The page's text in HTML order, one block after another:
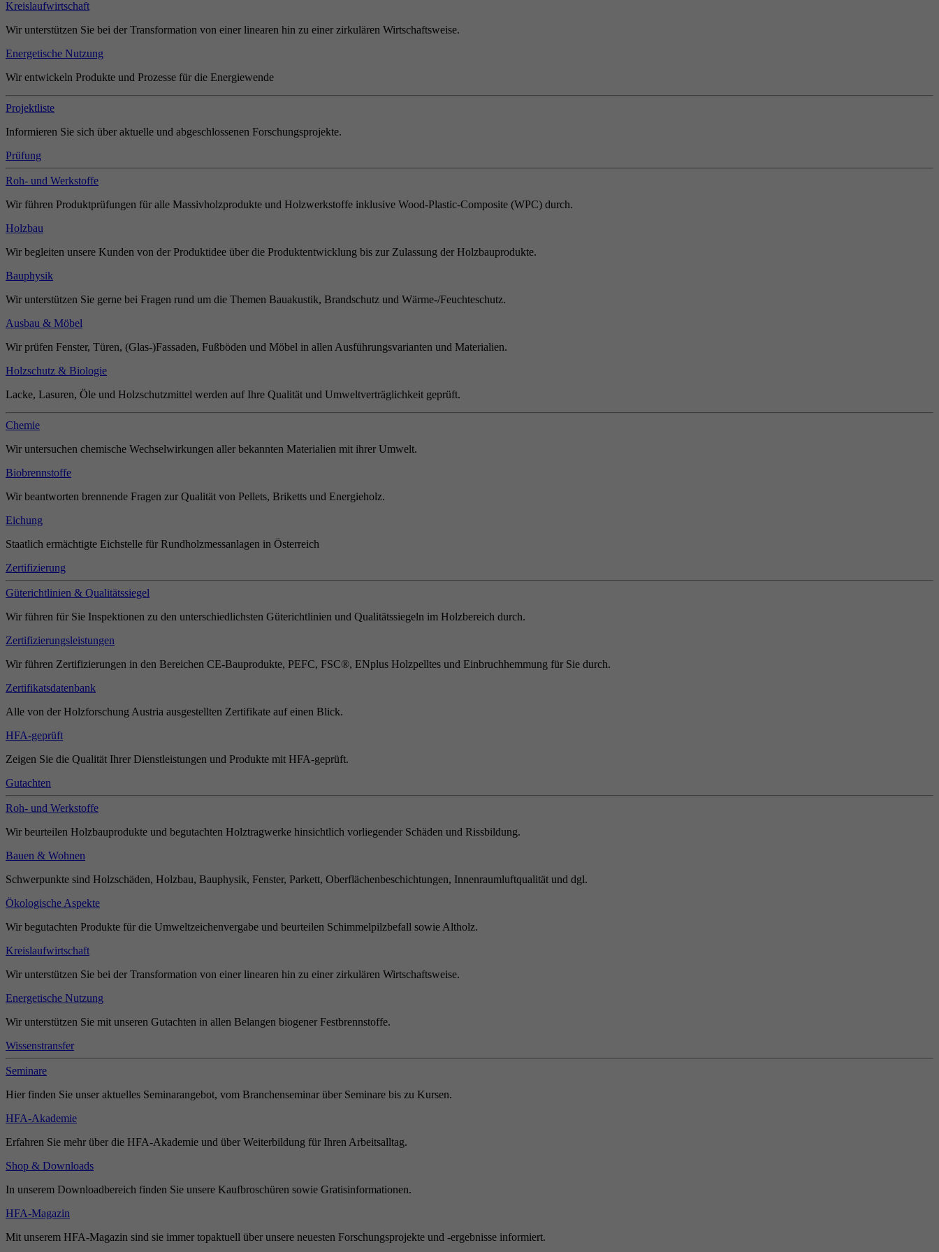
Kreislaufwirtschaft
Wir unterstützen Sie bei der Transformation von einer linearen hin zu einer zirkulären Wirtschaftsweise.
Energetische Nutzung
Wir entwickeln Produkte und Prozesse für die Energiewende
Projektliste
Informieren Sie sich über aktuelle und abgeschlossenen Forschungsprojekte.
Prüfung
Roh- und Werkstoffe
Wir führen Produktprüfungen für alle Massivholzprodukte und Holzwerkstoffe inklusive Wood-Plastic-Composite (WPC) durch.
Holzbau
Wir begleiten unsere Kunden von der Produktidee über die Produktentwicklung bis zur Zulassung der Holzbauprodukte.
Bauphysik
Wir unterstützen Sie gerne bei Fragen rund um die Themen Bauakustik, Brandschutz und Wärme-/Feuchteschutz.
Ausbau & Möbel
Wir prüfen Fenster, Türen, (Glas-)Fassaden, Fußböden und Möbel in allen Ausführungsvarianten und Materialien.
Holzschutz & Biologie
Lacke, Lasuren, Öle und Holzschutzmittel werden auf Ihre Qualität und Umweltverträglichkeit geprüft.
Chemie
Wir untersuchen chemische Wechselwirkungen aller bekannten Materialien mit ihrer Umwelt.
Biobrennstoffe
Wir beantworten brennende Fragen zur Qualität von Pellets, Briketts und Energieholz.
Eichung
Staatlich ermächtigte Eichstelle für Rundholzmessanlagen in Österreich
Zertifizierung
Güterichtlinien & Qualitätssiegel
Wir führen für Sie Inspektionen zu den unterschiedlichsten Güterichtlinien und Qualitätssiegeln im Holzbereich durch.
Zertifizierungsleistungen
Wir führen Zertifizierungen in den Bereichen CE-Bauprodukte, PEFC, FSC®, ENplus Holzpelltes und Einbruchhemmung für Sie durch.
Zertifikatsdatenbank
Alle von der Holzforschung Austria ausgestellten Zertifikate auf einen Blick.
HFA-geprüft
Zeigen Sie die Qualität Ihrer Dienstleistungen und Produkte mit HFA-geprüft.
Gutachten
Roh- und Werkstoffe
Wir beurteilen Holzbauprodukte und begutachten Holztragwerke hinsichtlich vorliegender Schäden und Rissbildung.
Bauen & Wohnen
Schwerpunkte sind Holzschäden, Holzbau, Bauphysik, Fenster, Parkett, Oberflächenbeschichtungen, Innenraumluftqualität und dgl.
Ökologische Aspekte
Wir begutachten Produkte für die Umweltzeichenvergabe und beurteilen Schimmelpilzbefall sowie Altholz.
Kreislaufwirtschaft
Wir unterstützen Sie bei der Transformation von einer linearen hin zu einer zirkulären Wirtschaftsweise.
Energetische Nutzung
Wir unterstützen Sie mit unseren Gutachten in allen Belangen biogener Festbrennstoffe.
Wissenstransfer
Seminare
Hier finden Sie unser aktuelles Seminarangebot, vom Branchenseminar über Seminare bis zu Kursen.
HFA-Akademie
Erfahren Sie mehr über die HFA-Akademie und über Weiterbildung für Ihren Arbeitsalltag.
Shop & Downloads
In unserem Downloadbereich finden Sie unsere Kaufbroschüren sowie Gratisinformationen.
HFA-Magazin
Mit unserem HFA-Magazin sind sie immer topaktuell über unsere neuesten Forschungsprojekte und -ergebnisse informiert.